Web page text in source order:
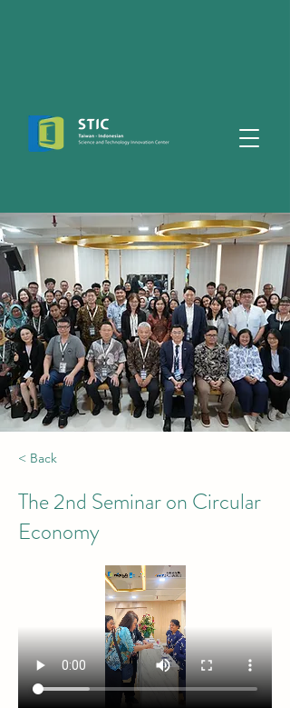
< Back
The 2nd Seminar on Circular
Economy